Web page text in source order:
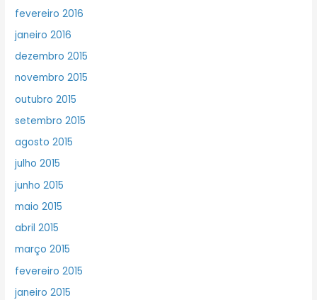
fevereiro 2016
janeiro 2016
dezembro 2015
novembro 2015
outubro 2015
setembro 2015
agosto 2015
julho 2015
junho 2015
maio 2015
abril 2015
março 2015
fevereiro 2015
janeiro 2015